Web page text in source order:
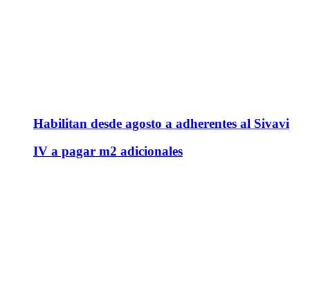
Habilitan desde agosto a adherentes al Sivavi
IV a pagar m2 adicionales